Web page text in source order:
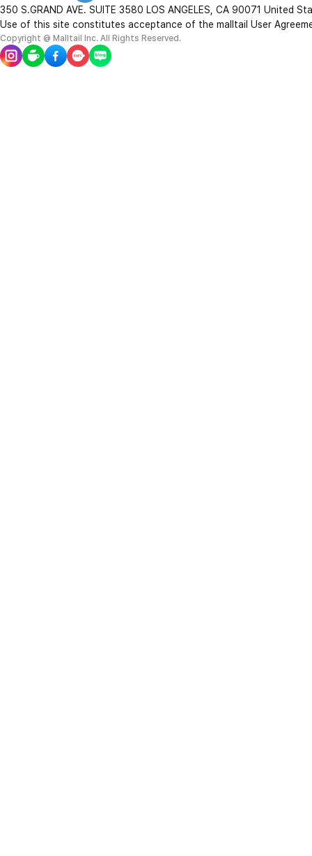
350 S.GRAND AVE. SUITE 3580 LOS ANGELES, CA 90071 United
Use of this site constitutes acceptance of the malltail User
Copyright @ Malltail Inc. All Rights Reserved.